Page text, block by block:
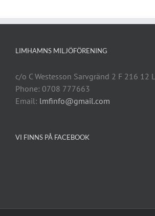
LIMHAMNS MILJÖFÖRENING
c/o C Westesson Sarvgränd 2 F 216 12
Phone: 0708 777663
Email: lmfinfo@gmail.com
VI FINNS PÅ FACEBOOK